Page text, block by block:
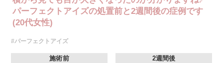
パーフェクトアイズの処置前と2週間後の症例です
(20代女性)
#パーフェクトアイズ
施術前 2週間後